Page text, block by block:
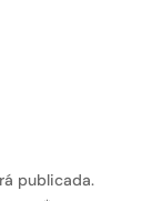
publicada.